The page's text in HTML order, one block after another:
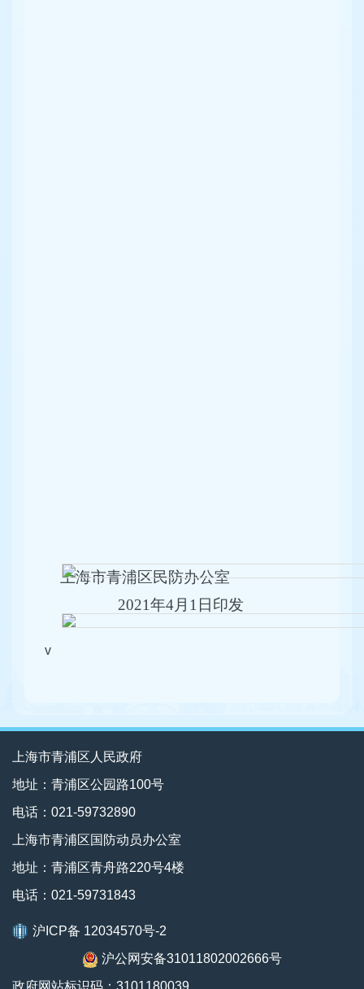
上海市青浦区民防办公室
2021年4月1日印发
v
上海市青浦区人民政府
地址：青浦区公园路100号
电话：021-59732890
上海市青浦区国防动员办公室
地址：青浦区青舟路220号4楼
电话：021-59731843
沪ICP备 12034570号-2
沪公网安备31011802002666号